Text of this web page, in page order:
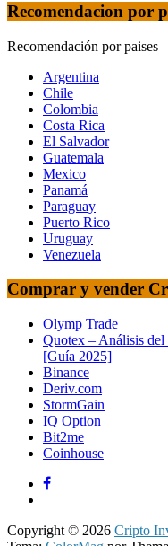
Recomendacion por
Recomendación por paises
Argentina
Chile
Colombia
Costa Rica
El Salvador
Guatemala
Mexico
Panamá
Paraguay
Puerto Rico
Uruguay
Venezuela
Comprar y vender
Olymp Trade
Quotex – Análisis del
[Guía 2025]
Binance
Deriv.com
StormGain
IQ Option
Bit2me
Coinhouse
Copyright © 2026 Cripto